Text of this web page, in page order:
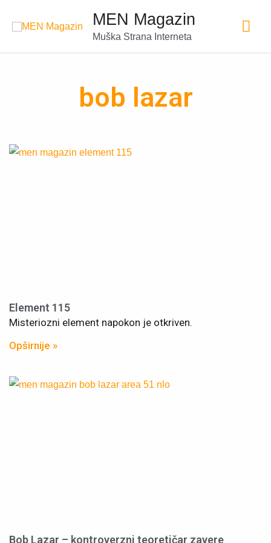
MEN Magazin
Muška Strana Interneta
bob lazar
Element 115
Misteriozni element napokon je otkriven.
Opširnije »
Bob Lazar – kontroverzni teoretičar zavere